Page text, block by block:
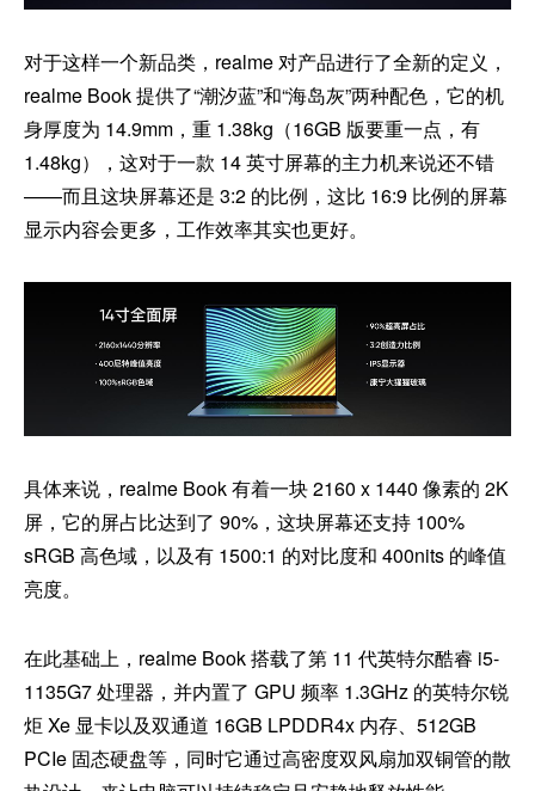
对于这样一个新品类，realme 对产品进行了全新的定义，
realme Book 提供了“潮汐蓝”和“海岛灰”两种配色，它的机
身厚度为 14.9mm，重 1.38kg（16GB 版要重一点，有
1.48kg），这对于一款 14 英寸屏幕的主力机来说还不错
——而且这块屏幕还是 3:2 的比例，这比 16:9 比例的屏幕
显示内容会更多，工作效率其实也更好。
具体来说，realme Book 有着一块 2160 x 1440 像素的 2K
屏，它的屏占比达到了 90%，这块屏幕还支持 100%
sRGB 高色域，以及有 1500:1 的对比度和 400nits 的峰值
亮度。
在此基础上，realme Book 搭载了第 11 代英特尔酷睿 i5-
1135G7 处理器，并内置了 GPU 频率 1.3GHz 的英特尔锐
炬 Xe 显卡以及双通道 16GB LPDDR4x 内存、512GB
PCIe 固态硬盘等，同时它通过高密度双风扇加双铜管的散